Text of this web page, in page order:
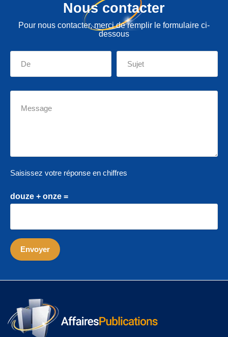
Nous contacter
Pour nous contacter, merci de remplir le formulaire ci-
dessous
Saisissez votre réponse en chiffres
douze + onze =